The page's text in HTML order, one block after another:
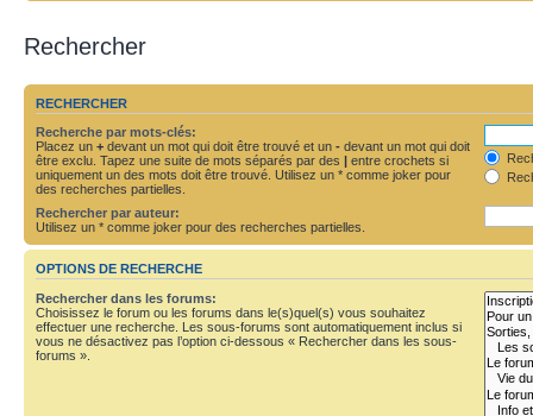
Rechercher
RECHERCHER
Recherche par mots-clés:
Placez un + devant un mot qui doit être trouvé et un - devant un mot qui doit
être exclu. Tapez une suite de mots séparés par des | entre crochets si
uniquement un des mots doit être trouvé. Utilisez un * comme joker pour
des recherches partielles.
Rechercher par auteur:
Utilisez un * comme joker pour des recherches partielles.
OPTIONS DE RECHERCHE
Rechercher dans les forums:
Choisissez le forum ou les forums dans le(s)quel(s) vous souhaitez
effectuer une recherche. Les sous-forums sont automatiquement inclus si
vous ne désactivez pas l’option ci-dessous « Rechercher dans les sous-
forums ».